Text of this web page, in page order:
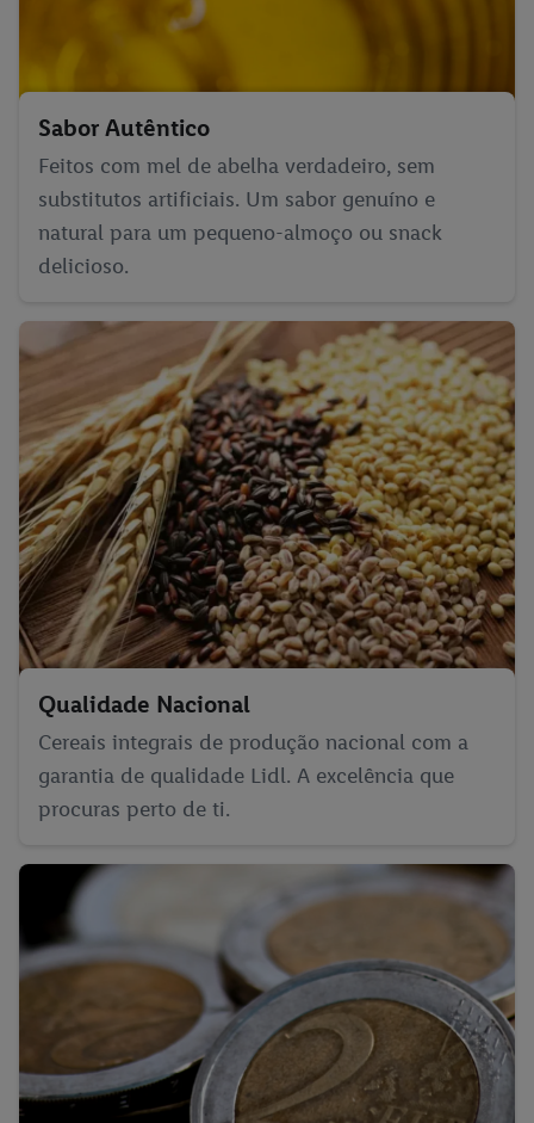
Sabor Autêntico
Feitos com mel de abelha verdadeiro, sem
substitutos artificiais. Um sabor genuíno e
natural para um pequeno-almoço ou snack
delicioso.
Qualidade Nacional
Cereais integrais de produção nacional com a
garantia de qualidade Lidl. A excelência que
procuras perto de ti.